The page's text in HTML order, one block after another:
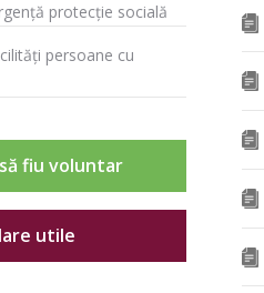
protecție socială
persoane cu
fiu voluntar
utile